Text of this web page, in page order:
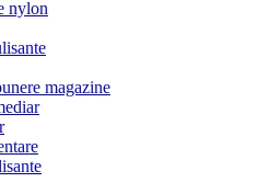
nylon
magazine